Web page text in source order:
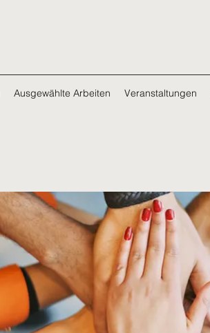
Ausgewählte Arbeiten Veranstaltungen